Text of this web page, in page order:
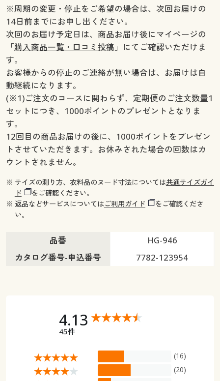
※周期の変更・停止をご希望の場合は、次回お届けの
14日前までにお申し出ください。
次回のお届け予定日は、商品お届け後にマイページの
「購入商品一覧・口コミ投稿 」にてご確認いただけま
す。
お客様からの停止のご連絡が無い場合は、お届けは自
動継続になります。
(※1)ご注文のコースに関わらず、定期便のご注文数量1
セットにつき、1000ポイントのプレゼントとなりま
す。
12回目の商品お届けの後に、1000ポイントをプレゼン
トさせていただきます。お休みされた場合の回数はカ
ウントされません。
※ サイズの測り方、衣料品のヌード寸法については共通サイズガイ
ド
をご確認ください。
※ 返品などサービスについてはご利用ガイド
をご確認くださ
い。
品番
HG-946
カタログ番号-申込番号
7782-123954
4.13
45件
(16)
(20)